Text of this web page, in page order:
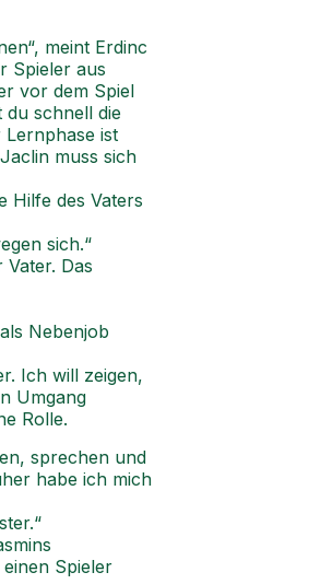
meint Erdinc
Spieler aus
vor dem Spiel
schnell die
Lernphase ist
muss sich
Hilfe des Vaters
sich.“
Das
Nebenjob
Ich will zeigen,
Umgang
Rolle.
sprechen und
habe ich mich
Spieler